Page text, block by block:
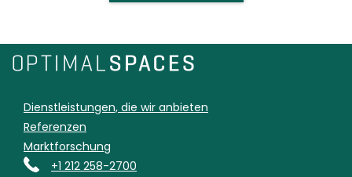
Dienstleistungen, die wir anbieten
Referenzen
Marktforschung
+1 212 258-2700